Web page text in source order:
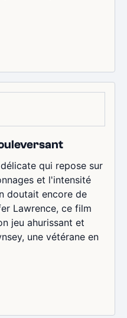
qui repose sur
et l'intensité
doutait encore de
Lawrence, ce film
jeu ahurissant et
une vétérane en